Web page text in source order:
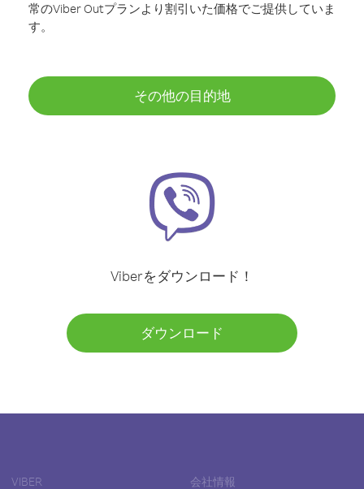
常のViber Outプランより割引いた価格でご提供していま
す。
その他の目的地
Viberをダウンロード！
ダウンロード
VIBER 会社情報